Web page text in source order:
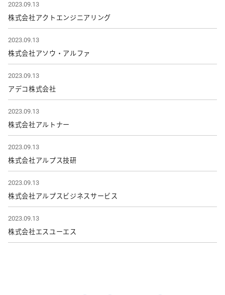
2023.09.13
株式会社アクトエンジニアリング
2023.09.13
株式会社アソウ・アルファ
2023.09.13
アデコ株式会社
2023.09.13
株式会社アルトナー
2023.09.13
株式会社アルプス技研
2023.09.13
株式会社アルプスビジネスサービス
2023.09.13
株式会社エスユーエス